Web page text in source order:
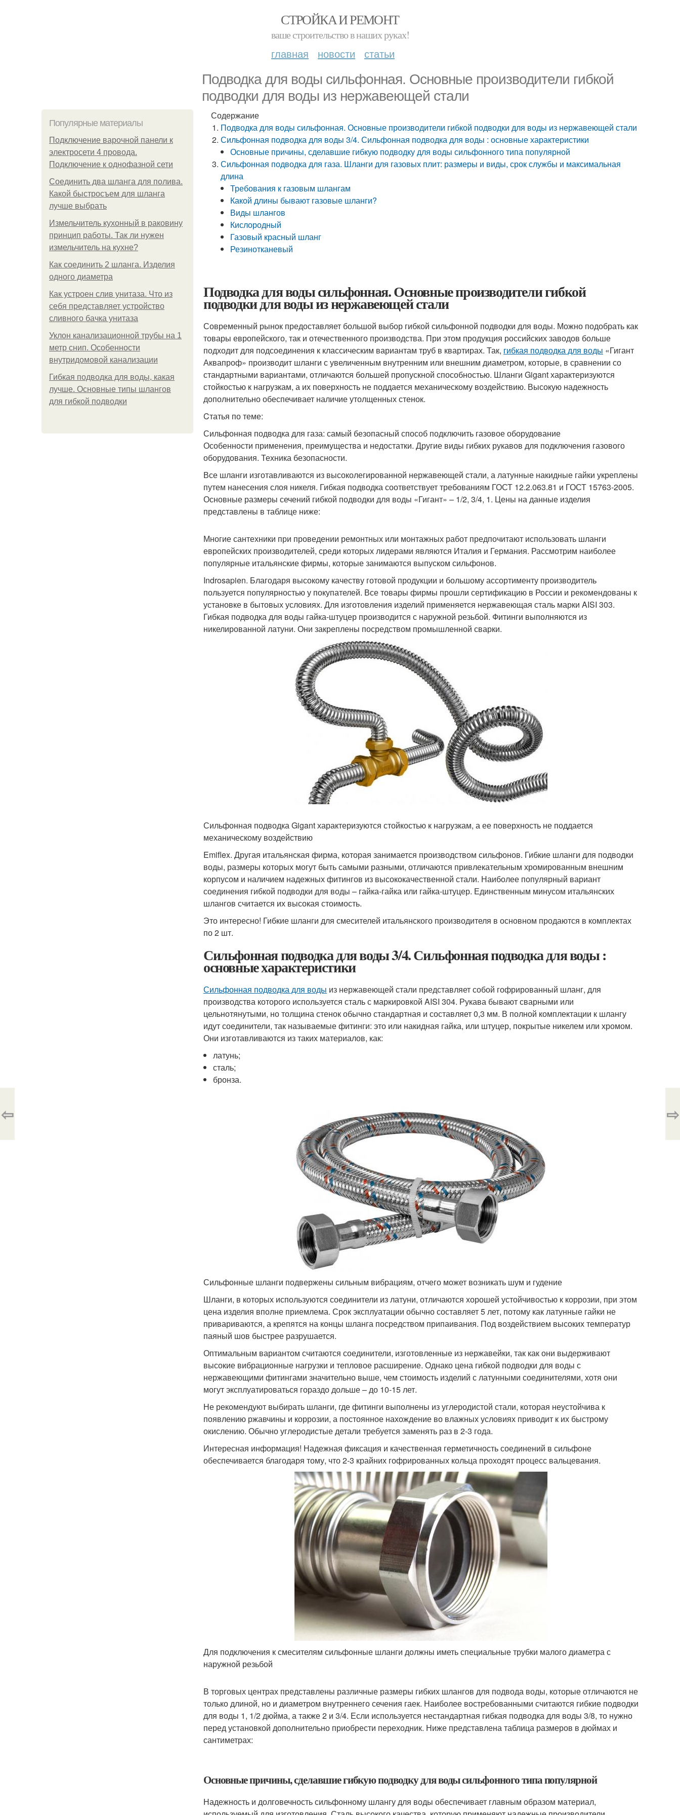
СТРОЙКА И РЕМОНТ
ваше строительство в наших руках!
главная новости статьи
Подводка для воды сильфонная. Основные производители гибкой
подводки для воды из нержавеющей стали
Популярные материалы
Подключение варочной панели к
электросети 4 провода.
Подключение к однофазной сети
Соединить два шланга для полива.
Какой быстросъем для шланга
лучше выбрать
Измельчитель кухонный в раковину
принцип работы. Так ли нужен
измельчитель на кухне?
Как соединить 2 шланга. Изделия
одного диаметра
Как устроен слив унитаза. Что из
себя представляет устройство
сливного бачка унитаза
Уклон канализационной трубы на 1
метр снип. Особенности
внутридомовой канализации
Гибкая подводка для воды, какая
лучше. Основные типы шлангов
для гибкой подводки
Содержание
Подводка для воды сильфонная. Основные производители гибкой подводки для воды из нержавеющей стали
Сильфонная подводка для воды 3/4. Сильфонная подводка для воды : основные характеристики
Основные причины, сделавшие гибкую подводку для воды сильфонного типа популярной
Сильфонная подводка для газа. Шланги для газовых плит: размеры и виды, срок службы и максимальная
длина
Требования к газовым шлангам
Какой длины бывают газовые шланги?
Виды шлангов
Кислородный
Газовый красный шланг
Резинотканевый
Подводка для воды сильфонная. Основные производители гибкой
подводки для воды из нержавеющей стали
Современный рынок предоставляет большой выбор гибкой сильфонной подводки для воды. Можно подобрать как
товары европейского, так и отечественного производства. При этом продукция российских заводов больше
подходит для подсоединения к классическим вариантам труб в квартирах. Так, гибкая подводка для воды «Гигант
Аквапроф» производит шланги с увеличенным внутренним или внешним диаметром, которые, в сравнении со
стандартными вариантами, отличаются большей пропускной способностью. Шланги Gigant характеризуются
стойкостью к нагрузкам, а их поверхность не поддается механическому воздействию. Высокую надежность
дополнительно обеспечивает наличие утолщенных стенок.
Cтатья по теме:
Сильфонная подводка для газа: самый безопасный способ подключить газовое оборудование
Особенности применения, преимущества и недостатки. Другие виды гибких рукавов для подключения газового
оборудования. Техника безопасности.
Все шланги изготавливаются из высоколегированной нержавеющей стали, а латунные накидные гайки укреплены
путем нанесения слоя никеля. Гибкая подводка соответствует требованиям ГОСТ 12.2.063.81 и ГОСТ 15763-2005.
Основные размеры сечений гибкой подводки для воды «Гигант» – 1/2, 3/4, 1. Цены на данные изделия
представлены в таблице ниже:
Многие сантехники при проведении ремонтных или монтажных работ предпочитают использовать шланги
европейских производителей, среди которых лидерами являются Италия и Германия. Рассмотрим наиболее
популярные итальянские фирмы, которые занимаются выпуском сильфонов.
Indrosapien. Благодаря высокому качеству готовой продукции и большому ассортименту производитель
пользуется популярностью у покупателей. Все товары фирмы прошли сертификацию в России и рекомендованы к
установке в бытовых условиях. Для изготовления изделий применяется нержавеющая сталь марки AISI 303.
Гибкая подводка для воды гайка-штуцер производится с наружной резьбой. Фитинги выполняются из
никелированной латуни. Они закреплены посредством промышленной сварки.
Сильфонная подводка Gigant характеризуются стойкостью к нагрузкам, а ее поверхность не поддается
механическому воздействию
Emiflex. Другая итальянская фирма, которая занимается производством сильфонов. Гибкие шланги для подводки
воды, размеры которых могут быть самыми разными, отличаются привлекательным хромированным внешним
корпусом и наличием надежных фитингов из высококачественной стали. Наиболее популярный вариант
соединения гибкой подводки для воды – гайка-гайка или гайка-штуцер. Единственным минусом итальянских
шлангов считается их высокая стоимость.
Это интересно! Гибкие шланги для смесителей итальянского производителя в основном продаются в комплектах
по 2 шт.
Сильфонная подводка для воды 3/4. Сильфонная подводка для воды :
основные характеристики
Сильфонная подводка для воды из нержавеющей стали представляет собой гофрированный шланг, для
производства которого используется сталь с маркировкой AISI 304. Рукава бывают сварными или
цельнотянутыми, но толщина стенок обычно стандартная и составляет 0,3 мм. В полной комплектации к шлангу
идут соединители, так называемые фитинги: это или накидная гайка, или штуцер, покрытые никелем или хромом.
Они изготавливаются из таких материалов, как:
латунь;
сталь;
бронза.
Сильфонные шланги подвержены сильным вибрациям, отчего может возникать шум и гудение
Шланги, в которых используются соединители из латуни, отличаются хорошей устойчивостью к коррозии, при этом
цена изделия вполне приемлема. Срок эксплуатации обычно составляет 5 лет, потому как латунные гайки не
привариваются, а крепятся на концы шланга посредством припаивания. Под воздействием высоких температур
паяный шов быстрее разрушается.
Оптимальным вариантом считаются соединители, изготовленные из нержавейки, так как они выдерживают
высокие вибрационные нагрузки и тепловое расширение. Однако цена гибкой подводки для воды с
нержавеющими фитингами значительно выше, чем стоимость изделий с латунными соединителями, хотя они
могут эксплуатироваться гораздо дольше – до 10-15 лет.
Не рекомендуют выбирать шланги, где фитинги выполнены из углеродистой стали, которая неустойчива к
появлению ржавчины и коррозии, а постоянное нахождение во влажных условиях приводит к их быстрому
окислению. Обычно углеродистые детали требуется заменять раз в 2-3 года.
Интересная информация! Надежная фиксация и качественная герметичность соединений в сильфоне
обеспечивается благодаря тому, что 2-3 крайних гофрированных кольца проходят процесс вальцевания.
Для подключения к смесителям сильфонные шланги должны иметь специальные трубки малого диаметра с
наружной резьбой
В торговых центрах представлены различные размеры гибких шлангов для подвода воды, которые отличаются не
только длиной, но и диаметром внутреннего сечения гаек. Наиболее востребованными считаются гибкие подводки
для воды 1, 1/2 дюйма, а также 2 и 3/4. Если используется нестандартная гибкая подводка для воды 3/8, то нужно
перед установкой дополнительно приобрести переходник. Ниже представлена таблица размеров в дюймах и
сантиметрах:
Основные причины, сделавшие гибкую подводку для воды сильфонного типа популярной
Надежность и долговечность сильфонному шлангу для воды обеспечивает главным образом материал,
⇦ ⇨